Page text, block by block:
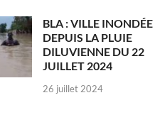
BLA : VILLE INONDÉE
DEPUIS LA PLUIE
DILUVIENNE DU 22
JUILLET 2024
26 juillet 2024